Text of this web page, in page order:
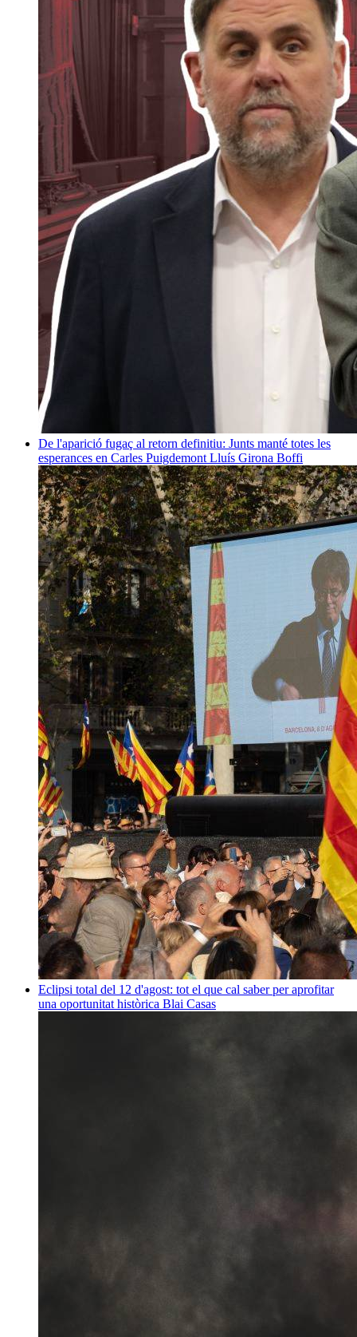
De l'aparició fugaç al retorn definitiu: Junts manté totes les
esperances en Carles Puigdemont Lluís Girona Boffi
Eclipsi total del 12 d'agost: tot el que cal saber per aprofitar
una oportunitat històrica Blai Casas